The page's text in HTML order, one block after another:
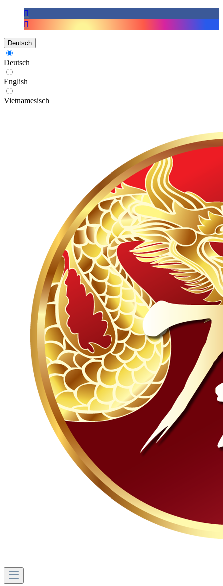
Deutsch
Deutsch
English
Vietnamesisch